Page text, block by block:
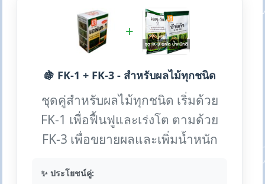
+
🍇 FK-1 + FK-3 - สำหรับผลไม้ทุกชนิด
ชุดคู่สำหรับผลไม้ทุกชนิด เริ่มด้วย
FK-1 เพื่อฟื้นฟูและเร่งโต ตามด้วย
FK-3 เพื่อขยายผลและเพิ่มน้ำหนัก
✨ ประโยชน์คู่: